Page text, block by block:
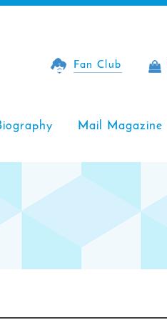
Fan Club
Mail Magazine